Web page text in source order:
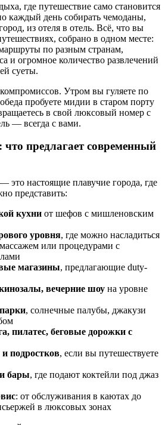
где путешествие само становится
каждый день собирать чемоданы,
из отеля в отель. Всё, что вы
собрано в одном месте:
по разным странам,
и огромное количество развлечений
суеты.
Утром вы гуляете по
пробуете мидии в старом порту
в свой люксовый номер с
— всегда с вами.
что предлагает современный
настоящие плавучие города, где
представить:
кухни от шефов с мишленовским
уровня, где можно насладиться
или процедурами с
магазины, предлагающие duty-
вечерние шоу на уровне
, солнечные палубы, джакузи
пилатес, беговые дорожки с
подростков, если вы путешествуете
бары, где подают коктейли под джаз
: от обслуживания в каютах до
в люксовых зонах